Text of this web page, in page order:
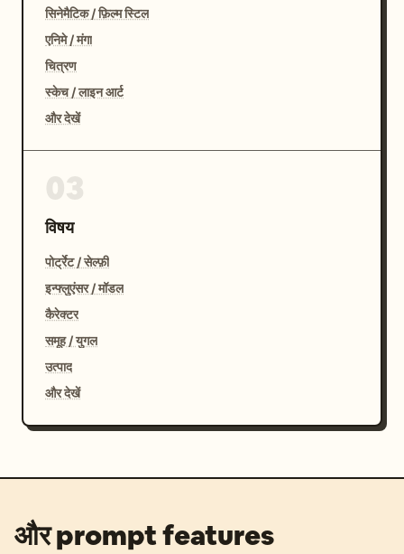
सिनेमैटिक / फ़िल्म स्टिल
एनिमे / मंगा
चित्रण
स्केच / लाइन आर्ट
और देखें
विषय
पोर्ट्रेट / सेल्फ़ी
इन्फ्लुएंसर / मॉडल
कैरेक्टर
समूह / युगल
उत्पाद
और देखें
और prompt features